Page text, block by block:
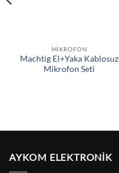
MIKROFON
Machtig El+Yaka Kablosuz
Mikrofon Seti
AYKOM ELEKTRONİK